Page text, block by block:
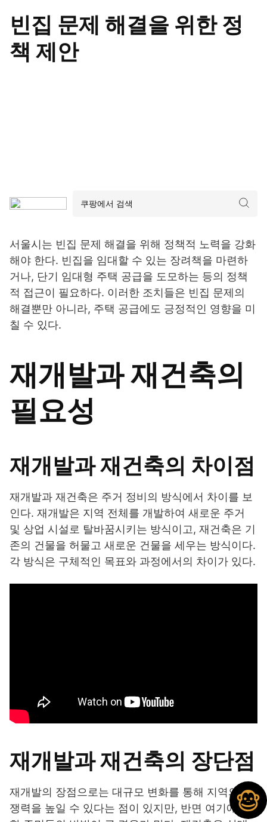
빈집 문제 해결을 위한 정
책 제안
서울시는 빈집 문제 해결을 위해 정책적 노력을 강화
해야 한다. 빈집을 임대할 수 있는 장려책을 마련하
거나, 단기 임대형 주택 공급을 도모하는 등의 정책
적 접근이 필요하다. 이러한 조치들은 빈집 문제의
해결뿐만 아니라, 주택 공급에도 긍정적인 영향을 미
칠 수 있다.
재개발과 재건축의
필요성
재개발과 재건축의 차이점
재개발과 재건축은 주거 정비의 방식에서 차이를 보
인다. 재개발은 지역 전체를 개발하여 새로운 주거
및 상업 시설로 탈바꿈시키는 방식이고, 재건축은 기
존의 건물을 허물고 새로운 건물을 세우는 방식이다.
각 방식은 구체적인 목표와 과정에서의 차이가 있다.
재개발과 재건축의 장단점
재개발의 장점으로는 대규모 변화를 통해 지역의 경
쟁력을 높일 수 있다는 점이 있지만, 반면 여기에 대